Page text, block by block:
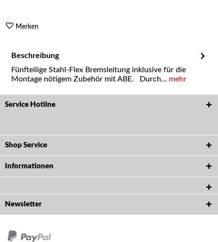
Merken
Beschreibung
Fünfteilige Stahl-Flex Bremsleitung inklusive für die
Montage nötigem Zubehör mit ABE. Durch... mehr
Service Hotline
Shop Service
Informationen
Newsletter